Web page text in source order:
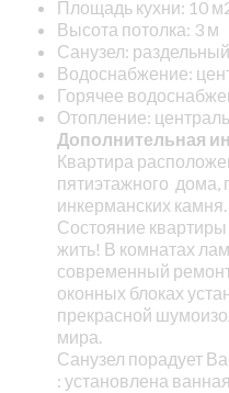
Площадь кухни: 10
Высота потолка: 3 м
Санузел: раздельный
Водоснабжение:
Горячее
Отопление:
Дополнительная
Квартира
пятиэтажного дома,
инкерманских камня.
Состояние
жить! В комнатах
современный
оконных блоках
прекрасной
мира.
Санузел порадует
: установлена